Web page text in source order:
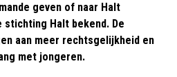
geven of naar Halt
Halt bekend. De
aan meer rechtsgelijkheid en
met jongeren.